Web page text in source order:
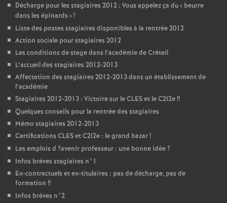
Décharge pour les stagiaires 2012 : Vous appelez ça du « beurre
dans les épinards »!
Liste des postes stagiaires disponibles à la rentrée 2012
Action sociale pour stagiaires 2012
Les conditions de stage dans l’académie de Créteil
L’accueil des stagiaires 2012-2013
Affectation des stagiaires 2012-2013 dans un établissement de
l’académie
Stagiaires 2012-2013 : Victoire sur leCLESet le C2I2e!!
Quelques conseils pour la rentrée des stagiaires
Mémo stagiaires 2012-2013
Certifications CLESet C2I2e : le grand bazar!
Les emplois d ?avenir professeur : une bonne idée?
Infos brèves stagiaires n°1
Ex-contractuels et ex-titulaires : pas de décharge, pas de
formation !!
Infos brèves n°2